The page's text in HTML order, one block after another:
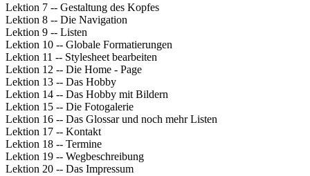
Lektion 7 -- Gestaltung des Kopfes
Lektion 8 -- Die Navigation
Lektion 9 -- Listen
Lektion 10 -- Globale Formatierungen
Lektion 11 -- Stylesheet bearbeiten
Lektion 12 -- Die Home - Page
Lektion 13 -- Das Hobby
Lektion 14 -- Das Hobby mit Bildern
Lektion 15 -- Die Fotogalerie
Lektion 16 -- Das Glossar und noch mehr Listen
Lektion 17 -- Kontakt
Lektion 18 -- Termine
Lektion 19 -- Wegbeschreibung
Lektion 20 -- Das Impressum